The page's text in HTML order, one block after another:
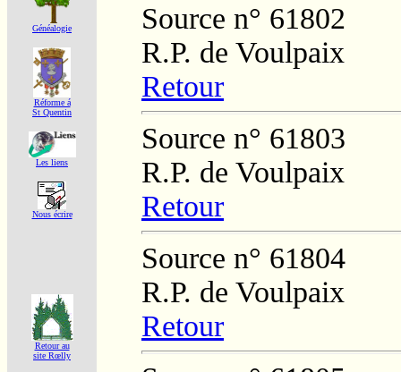
Généalogie
Réforme á
St Quentin
Les liens
Nous écrire
Retour au
site Rœlly
Source n° 61802
R.P. de Voulpaix
Retour
Source n° 61803
R.P. de Voulpaix
Retour
Source n° 61804
R.P. de Voulpaix
Retour